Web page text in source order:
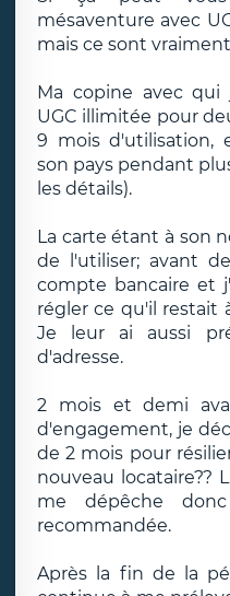
mésaventure avec
mais ce sont
Ma copine avec qui
UGC illimitée pour
9 mois d'utilisation,
son pays pendant
les détails).
La carte étant à son
de l'utiliser; avant
compte bancaire et
régler ce qu'il restait
Je leur ai aussi
d'adresse.
2 mois et demi
d'engagement, je
de 2 mois pour
nouveau locataire??
me dépêche
recommandée.
Après la fin de la